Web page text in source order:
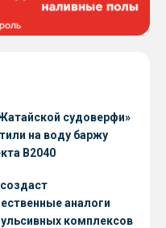
судоверфи»
на воду баржу
В2040
аналоги
комплексов